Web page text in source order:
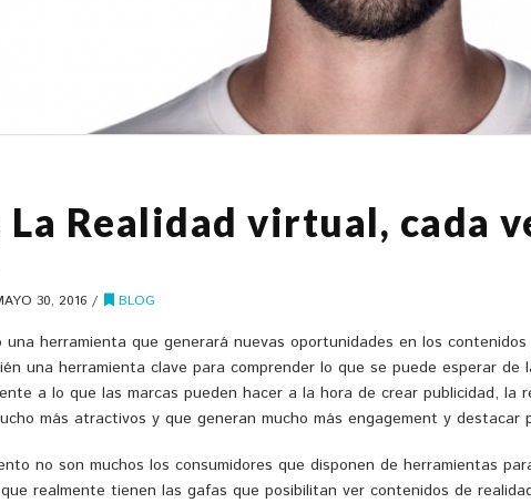
La Realidad virtual, cada
30, 2016 BLOG
herramienta que generará nuevas oportunidades en los
una herramienta clave para comprender lo que se puede esperar
a lo que las marcas pueden hacer a la hora de crear publicidad, la
más atractivos y que generan mucho más engagement y destacar
no son muchos los consumidores que disponen de herramientas
realmente tienen las gafas que posibilitan ver contenidos de